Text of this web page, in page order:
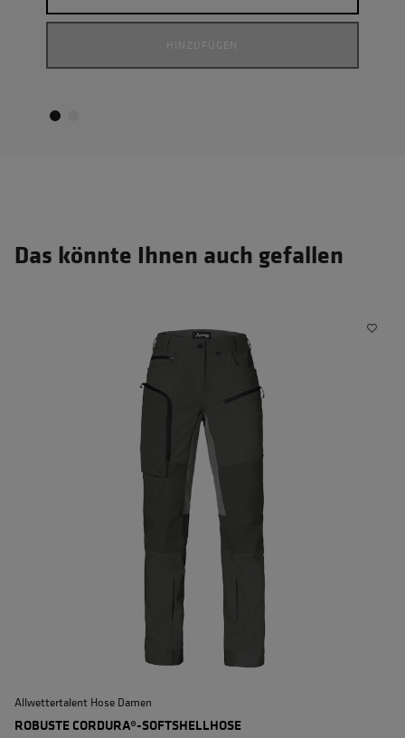
HINZUFÜGEN
Das könnte Ihnen auch gefallen
Allwettertalent Hose Damen
ROBUSTE CORDURA®-SOFTSHELLHOSE